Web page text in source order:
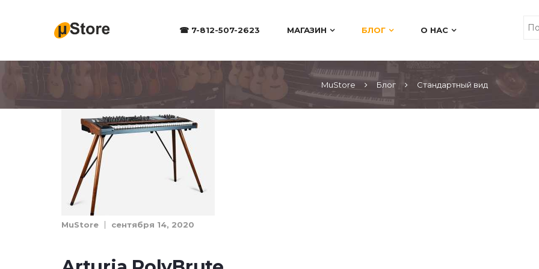
☎ 7-812-507-2623 МАГАЗИН БЛОГ О НАС
MuStore Блог Стандартный вид
MuStore сентября 14, 2020